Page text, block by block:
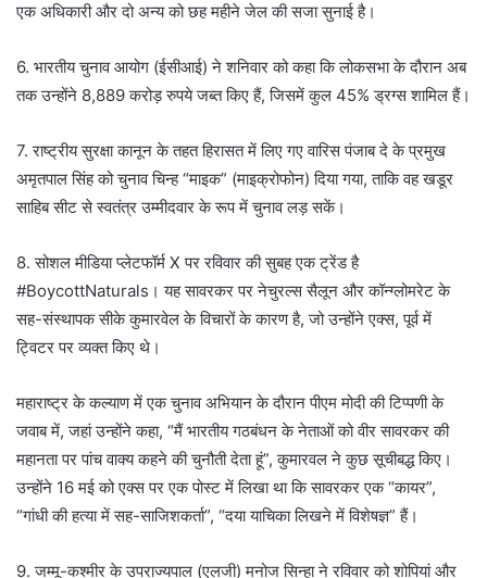
एक अधिकारी और दो अन्य को छह महीने जेल की सजा सुनाई है।
6. भारतीय चुनाव आयोग (ईसीआई) ने शनिवार को कहा कि लोकसभा के दौरान अब
तक उन्होंने 8,889 करोड़ रुपये जब्त किए हैं, जिसमें कुल 45% ड्रग्स शामिल हैं।
7. राष्ट्रीय सुरक्षा कानून के तहत हिरासत में लिए गए वारिस पंजाब दे के प्रमुख
अमृतपाल सिंह को चुनाव चिन्ह “माइक” (माइक्रोफोन) दिया गया, ताकि वह खडूर
साहिब सीट से स्वतंत्र उम्मीदवार के रूप में चुनाव लड़ सकें।
8. सोशल मीडिया प्लेटफॉर्म X पर रविवार की सुबह एक ट्रेंड है
#BoycottNaturals। यह सावरकर पर नेचुरल्स सैलून और कॉन्ग्लोमरेट के
सह-संस्थापक सीके कुमारवेल के विचारों के कारण है, जो उन्होंने एक्स, पूर्व में
ट्विटर पर व्यक्त किए थे।
महाराष्ट्र के कल्याण में एक चुनाव अभियान के दौरान पीएम मोदी की टिप्पणी के
जवाब में, जहां उन्होंने कहा, “मैं भारतीय गठबंधन के नेताओं को वीर सावरकर की
महानता पर पांच वाक्य कहने की चुनौती देता हूं”, कुमारवल ने कुछ सूचीबद्ध किए।
उन्होंने 16 मई को एक्स पर एक पोस्ट में लिखा था कि सावरकर एक “कायर”,
“गांधी की हत्या में सह-साजिशकर्ता”, “दया याचिका लिखने में विशेषज्ञ” हैं।
9. जम्मू-कश्मीर के उपराज्यपाल (एलजी) मनोज सिन्हा ने रविवार को शोपियां और